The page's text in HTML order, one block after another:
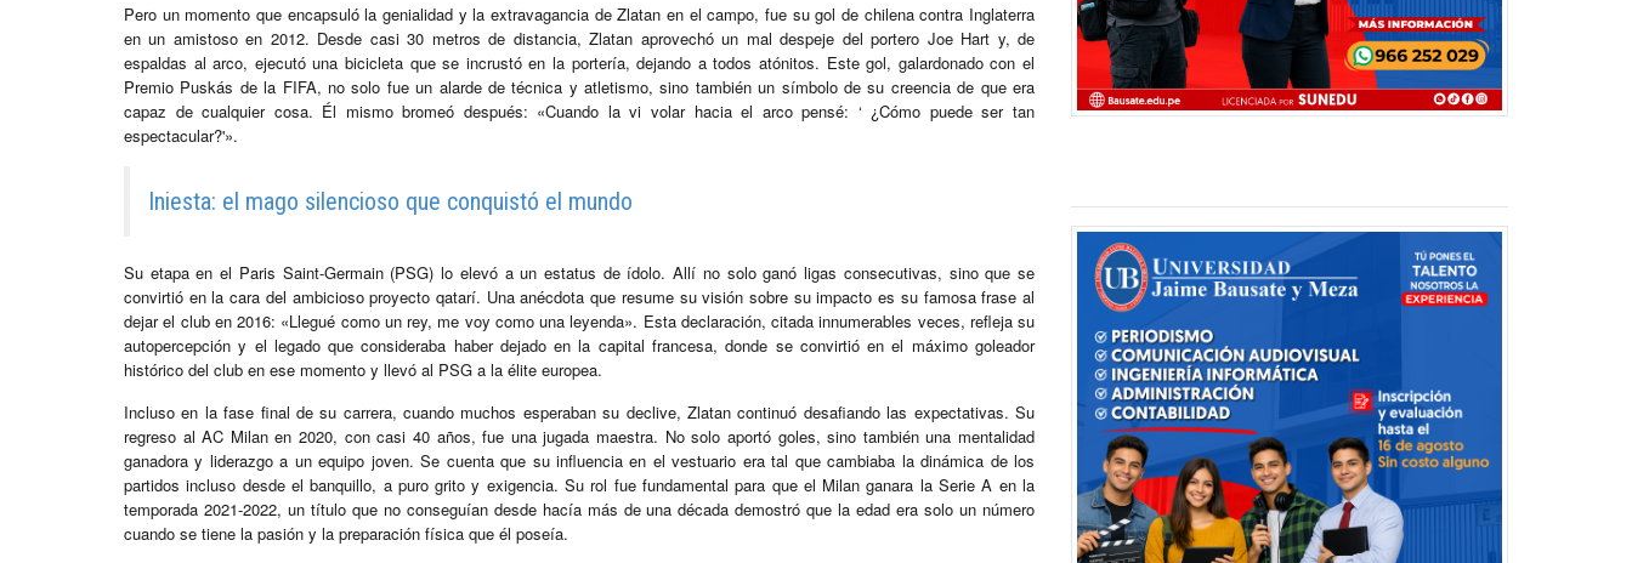
Pero un momento que encapsuló la genialidad y la extravagancia de Zlatan en el campo, fue su gol de chilena contra Inglaterra
en un amistoso en 2012. Desde casi 30 metros de distancia, Zlatan aprovechó un mal despeje del portero Joe Hart y, de
espaldas al arco, ejecutó una bicicleta que se incrustó en la portería, dejando a todos atónitos. Este gol, galardonado con el
Premio Puskás de la FIFA, no solo fue un alarde de técnica y atletismo, sino también un símbolo de su creencia de que era
capaz de cualquier cosa. Él mismo bromeó después: «Cuando la vi volar hacia el arco pensé: ‘ ¿Cómo puede ser tan
espectacular?'».
Iniesta: el mago silencioso que conquistó el mundo
Su etapa en el Paris Saint-Germain (PSG) lo elevó a un estatus de ídolo. Allí no solo ganó ligas consecutivas, sino que se
convirtió en la cara del ambicioso proyecto qatarí. Una anécdota que resume su visión sobre su impacto es su famosa frase al
dejar el club en 2016: «Llegué como un rey, me voy como una leyenda». Esta declaración, citada innumerables veces, refleja su
autopercepción y el legado que consideraba haber dejado en la capital francesa, donde se convirtió en el máximo goleador
histórico del club en ese momento y llevó al PSG a la élite europea.
Incluso en la fase final de su carrera, cuando muchos esperaban su declive, Zlatan continuó desafiando las expectativas. Su
regreso al AC Milan en 2020, con casi 40 años, fue una jugada maestra. No solo aportó goles, sino también una mentalidad
ganadora y liderazgo a un equipo joven. Se cuenta que su influencia en el vestuario era tal que cambiaba la dinámica de los
partidos incluso desde el banquillo, a puro grito y exigencia. Su rol fue fundamental para que el Milan ganara la Serie A en la
temporada 2021-2022, un título que no conseguían desde hacía más de una década demostró que la edad era solo un número
cuando se tiene la pasión y la preparación física que él poseía.